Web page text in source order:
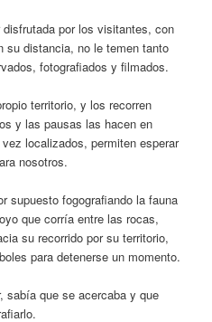
por los visitantes, con
su distancia, no le temen tanto
fotografiados y filmados.
territorio, y los recorren
y las pausas las hacen en
localizados, permiten esperar
nosotros.
supuesto fogografiando la fauna
que corría entre las rocas,
su recorrido por su territorio,
para detenerse un momento.
sabía que se acercaba y que